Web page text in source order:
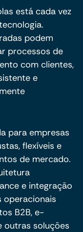
está cada vez
podem
processos de
com clientes,
e
para empresas
flexíveis e
de mercado.
e integração
operacionais
B2B, e-
outras soluções